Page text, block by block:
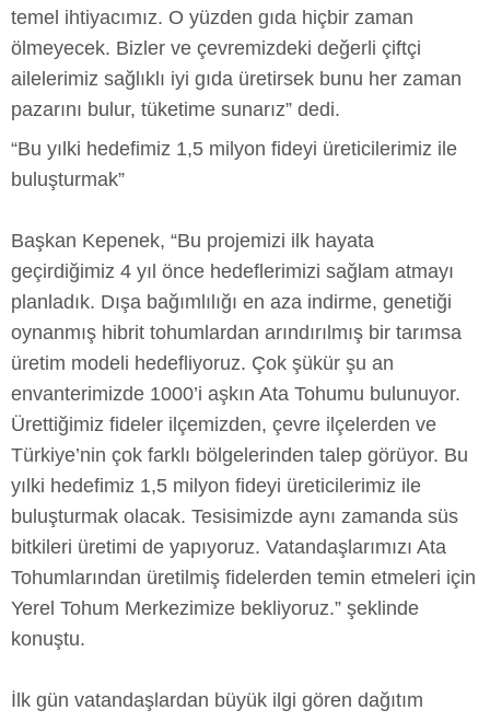
temel ihtiyacımız. O yüzden gıda hiçbir zaman
ölmeyecek. Bizler ve çevremizdeki değerli çiftçi
ailelerimiz sağlıklı iyi gıda üretirsek bunu her zaman
pazarını bulur, tüketime sunarız” dedi.
“Bu yılki hedefimiz 1,5 milyon fideyi üreticilerimiz ile
buluşturmak”
Başkan Kepenek, “Bu projemizi ilk hayata
geçirdiğimiz 4 yıl önce hedeflerimizi sağlam atmayı
planladık. Dışa bağımlılığı en aza indirme, genetiği
oynanmış hibrit tohumlardan arındırılmış bir tarımsa
üretim modeli hedefliyoruz. Çok şükür şu an
envanterimizde 1000’i aşkın Ata Tohumu bulunuyor.
Ürettiğimiz fideler ilçemizden, çevre ilçelerden ve
Türkiye’nin çok farklı bölgelerinden talep görüyor. Bu
yılki hedefimiz 1,5 milyon fideyi üreticilerimiz ile
buluşturmak olacak. Tesisimizde aynı zamanda süs
bitkileri üretimi de yapıyoruz. Vatandaşlarımızı Ata
Tohumlarından üretilmiş fidelerden temin etmeleri için
Yerel Tohum Merkezimize bekliyoruz.” şeklinde
konuştu.
İlk gün vatandaşlardan büyük ilgi gören dağıtım